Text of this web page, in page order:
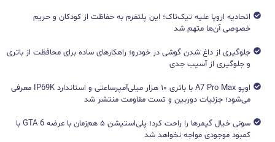
اتحادیه اروپا علیه تیک‌تاک؛ این پلتفرم به حفاظت از کودکان و حریم
خصوصی آن‌ها متهم شد
جلوگیری از داغ شدن گوشی در خودرو؛ راهکارهای ساده برای محافظت از باتری
و جلوگیری از آسیب جدی
اوپو A7 Pro Max با باتری ۱۰ هزار میلی‌آمپرساعتی و استاندارد IP69K معرفی
می‌شود؛ جزئیات دوربین و تست مقاومت منتشر شد
سونی خیال گیمرها را راحت کرد؛ پلی‌استیشن ۵ هم‌زمان با عرضه GTA 6 با
کمبود موجودی مواجه نخواهد شد